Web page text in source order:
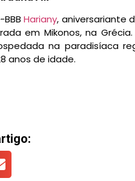
BBBHariany, aniversariante
em Mikonos, na
na paradisíaca
anos de idade.